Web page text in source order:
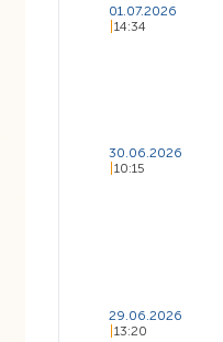
01.07.2026
14:34
30.06.2026
10:15
29.06.2026
13:20